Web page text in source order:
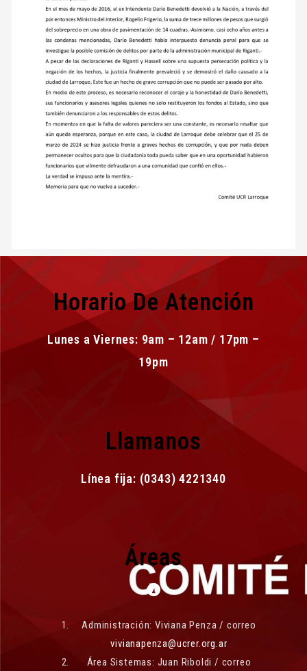
Horario De Atención
Lunes a Viernes: 9am – 12am / 17pm –
19pm
Llamanos
Línea fija: (0343) 4221340
Áreas
Administración: Viviana Penza / correo
vivianapenza@ucrer.org.ar
Área Sistemas: Juan Riboldi / correo